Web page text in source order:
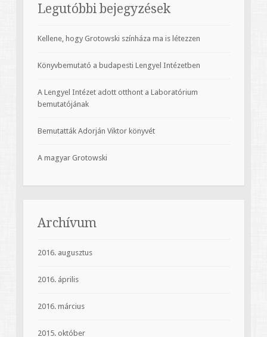
Legutóbbi bejegyzések
Kellene, hogy Grotowski színháza ma is létezzen
Könyvbemutató a budapesti Lengyel Intézetben
A Lengyel Intézet adott otthont a Laboratórium
bemutatójának
Bemutatták Adorján Viktor könyvét
A magyar Grotowski
Archívum
2016. augusztus
2016. április
2016. március
2015. október